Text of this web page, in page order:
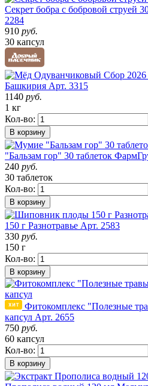
Секрет бобра с бобровой струей
2284
910 руб.
30 капсул
Сбор 2026
Башкирия Арт. 3315
1140 руб.
1 кг
Кол-во:
В корзину
"Бальзам гор" 30 таблеток
240 руб.
30 таблеток
Кол-во:
В корзину
150 г Разнотравье Арт. 2583
330 руб.
150 г
Кол-во:
В корзину
Фитокомплекс "Полезные
капсул Арт. 2655
750 руб.
60 капсул
Кол-во:
В корзину